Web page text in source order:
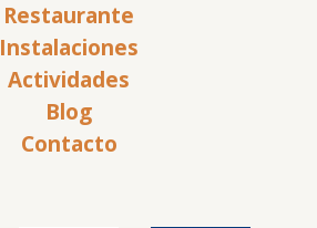
Restaurante
Instalaciones
Actividades
Blog
Contacto